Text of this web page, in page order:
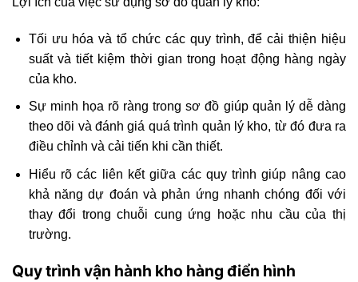
Tối ưu hóa và tổ chức các quy trình, để cải thiện hiệu
suất và tiết kiệm thời gian trong hoạt động hàng ngày
của kho.
Sự minh họa rõ ràng trong sơ đồ giúp quản lý dễ dàng
theo dõi và đánh giá quá trình quản lý kho, từ đó đưa ra
điều chỉnh và cải tiến khi cần thiết.
Hiểu rõ các liên kết giữa các quy trình giúp nâng cao
khả năng dự đoán và phản ứng nhanh chóng đối với
thay đổi trong chuỗi cung ứng hoặc nhu cầu của thị
trường.
Quy trình vận hành kho hàng điển hình